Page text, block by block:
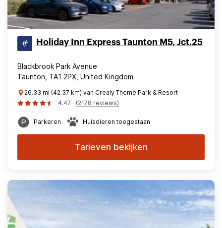
Holiday Inn Express Taunton M5, Jct.25
Blackbrook Park Avenue
Taunton, TA1 2PX, United Kingdom
26.33 mi (42.37 km) van Crealy Theme Park & Resort
4.47
(2178 reviews)
Parkeren Huisdieren toegestaan
Tarieven bekijken